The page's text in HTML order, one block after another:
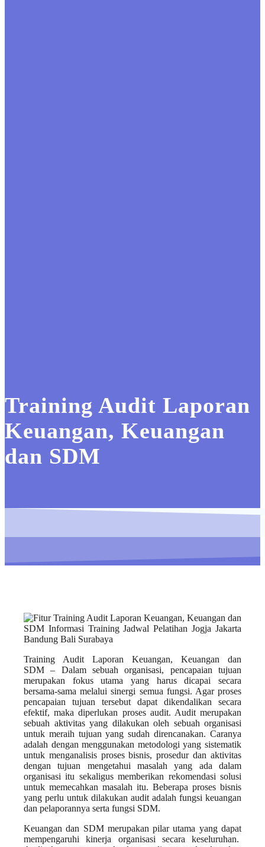
Training Audit Laporan
Keuangan, Keuangan
dan SDM
Training Audit Laporan Keuangan, Keuangan dan
SDM – Dalam sebuah organisasi, pencapaian tujuan
merupakan fokus utama yang harus dicapai secara
bersama-sama melalui sinergi semua fungsi. Agar proses
pencapaian tujuan tersebut dapat dikendalikan secara
efektif, maka diperlukan proses audit. Audit merupakan
sebuah aktivitas yang dilakukan oleh sebuah organisasi
untuk meraih tujuan yang sudah direncanakan. Caranya
adalah dengan menggunakan metodologi yang sistematik
untuk menganalisis proses bisnis, prosedur dan aktivitas
dengan tujuan mengetahui masalah yang ada dalam
organisasi itu sekaligus memberikan rekomendasi solusi
untuk memecahkan masalah itu. Beberapa proses bisnis
yang perlu untuk dilakukan audit adalah fungsi keuangan
dan pelaporannya serta fungsi SDM.
Keuangan dan SDM merupakan pilar utama yang dapat
mempengaruhi kinerja organisasi secara keseluruhan.